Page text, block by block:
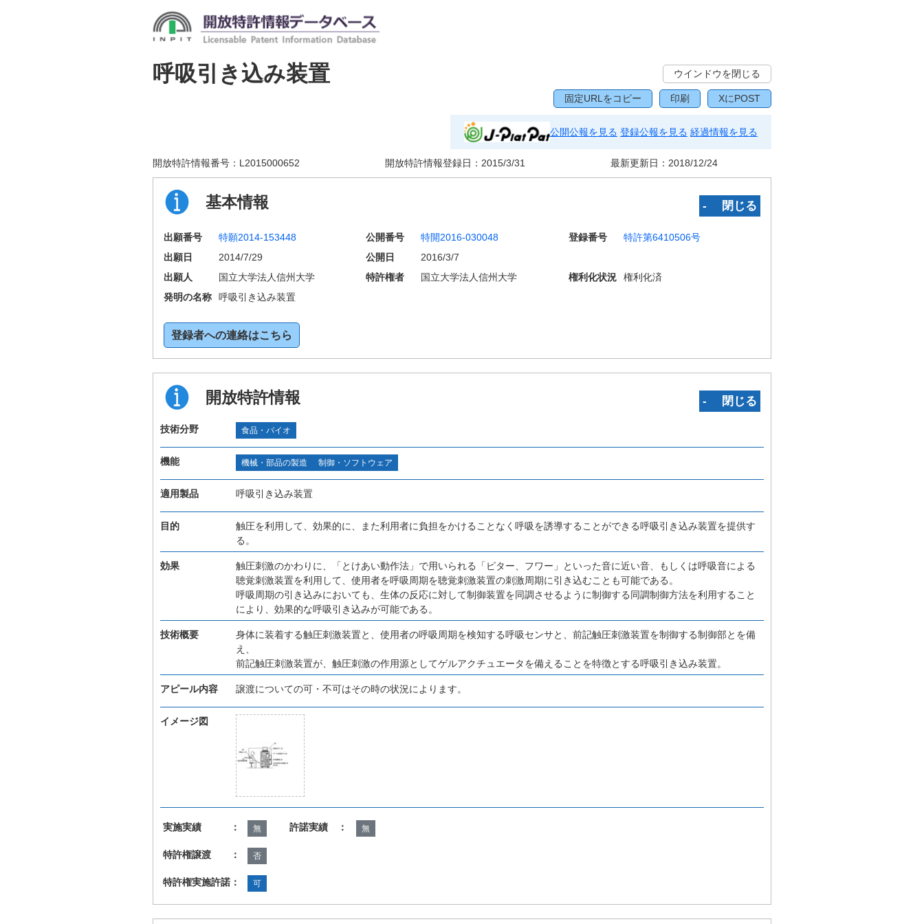
呼吸引き込み装置 ウインドウを閉じる
固定URLをコピー 印刷 XにPOST
公開公報を見る 登録公報を見る 経過情報を見る
開放特許情報番号： L2015000652 開放特許情報登録日： 2015/3/31 最新更新日： 2018/12/24
基本情報 ‐ 閉じる
出願番号 特願2014-153448 公開番号 特開2016-030048 登録番号
特許第6410506号
出願日
2014/7/29 公開日
2016/3/7
出願人
国立大学法人信州大学 特許権者 国立大学法人信州大学 権利化状況
権利化済
発明の名称
呼吸引き込み装置
登録者への連絡はこちら
開放特許情報 ‐ 閉じる
技術分野 食品・バイオ
機能 機械・部品の製造 制御・ソフトウェア
適用製品 呼吸引き込み装置
目的
触圧を利用して、効果的に、また利用者に負担をかけることなく呼吸を誘導することができる呼吸引き込み装置を提供す
る。
効果
触圧刺激のかわりに、「とけあい動作法」で用いられる「ピター、フワー」といった音に近い音、もしくは呼吸音による
聴覚刺激装置を利用して、使用者を呼吸周期を聴覚刺激装置の刺激周期に引き込むことも可能である。
呼吸周期の引き込みにおいても、生体の反応に対して制御装置を同調させるように制御する同調制御方法を利用すること
により、効果的な呼吸引き込みが可能である。
技術概要
身体に装着する触圧刺激装置と、使用者の呼吸周期を検知する呼吸センサと、前記触圧刺激装置を制御する制御部とを備
え、
前記触圧刺激装置が、触圧刺激の作用源としてゲルアクチュエータを備えることを特徴とする呼吸引き込み装置。
アピール内容 譲渡についての可・不可はその時の状況によります。
イメージ図
実施実績 ： 無 許諾実績 ： 無
特許権譲渡 ： 否
特許権実施許諾： 可